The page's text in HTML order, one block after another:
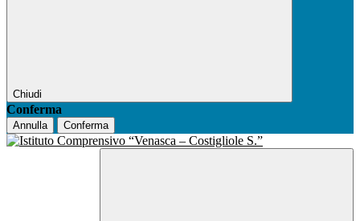
Chiudi
Conferma
Annulla Conferma